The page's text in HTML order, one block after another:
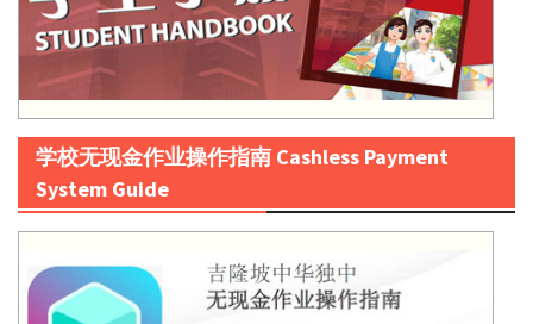
学校无现金作业操作指南 Cashless Payment
System Guide